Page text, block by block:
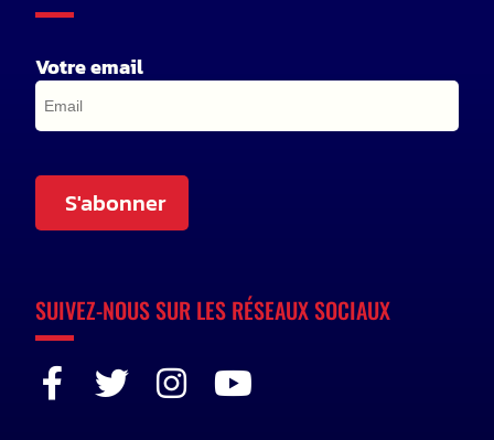
Votre email
S'abonner
SUIVEZ-NOUS SUR LES RÉSEAUX SOCIAUX